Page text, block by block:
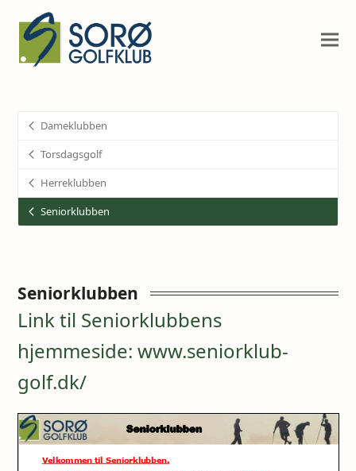
Dameklubben
Torsdagsgolf
Herreklubben
Seniorklubben
Seniorklubben
Link til Seniorklubbens
hjemmeside: www.seniorklub-
golf.dk/